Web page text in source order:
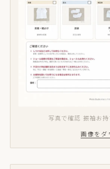
写真で確認 振袖お
画像をダ